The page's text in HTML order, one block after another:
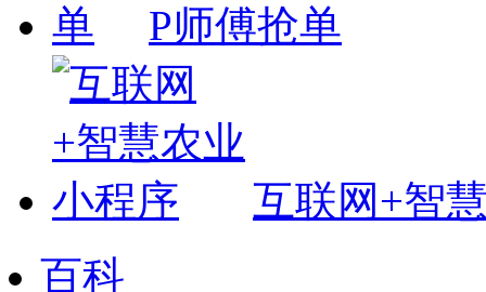
P师傅抢单
互联网+智
百科